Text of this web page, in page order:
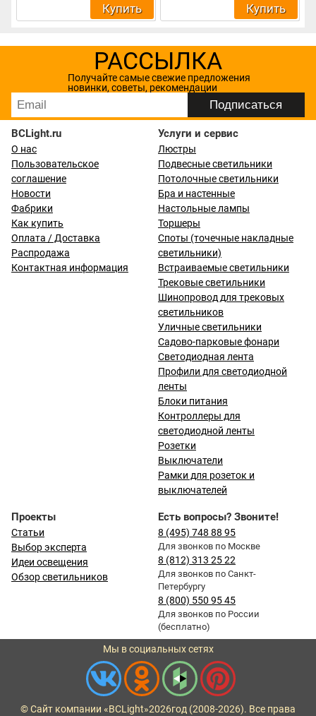
Купить Купить
РАССЫЛКА
Получайте самые свежие предложения
новинки, советы, рекомендации
BCLight.ru
О нас
Пользовательское
соглашение
Новости
Фабрики
Как купить
Оплата / Доставка
Распродажа
Контактная информация
Услуги и сервис
Люстры
Подвесные светильники
Потолочные светильники
Бра и настенные
Настольные лампы
Торшеры
Споты (точечные накладные
светильники)
Встраиваемые светильники
Трековые светильники
Шинопровод для трековых
светильников
Уличные светильники
Садово-парковые фонари
Светодиодная лента
Профили для светодиодной
ленты
Блоки питания
Контроллеры для
светодиодной ленты
Розетки
Выключатели
Рамки для розеток и
выключателей
Проекты
Статьи
Выбор эксперта
Идеи освещения
Обзор светильников
Есть вопросы? Звоните!
8 (495) 748 88 95
Для звонков по Москве
8 (812) 313 25 22
Для звонков по Санкт-
Петербургу
8 (800) 550 95 45
Для звонков по России
(бесплатно)
Мы в социальных сетях
© Сайт компании «BCLight»2026год (2008-2026). Все права